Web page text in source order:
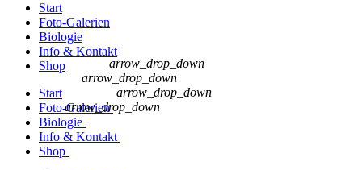
Start
Foto-Galerien
Biologie
Info & Kontakt
Shop
Start
Foto-Galerien
arrow_drop_down
Biologie
arrow_drop_down
Info & Kontakt
arrow_drop_down
Shop
arrow_drop_down